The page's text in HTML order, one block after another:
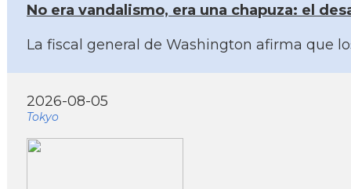
No era vandalismo, era una chapuza: el
La fiscal general de Washington afirma que
2026-08-05
Tokyo